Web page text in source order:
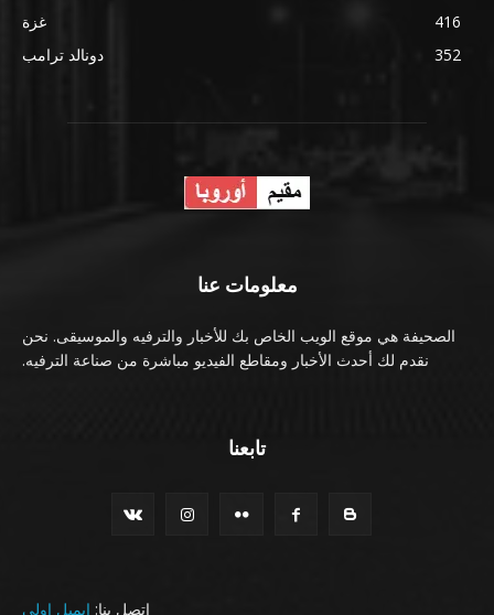
غزة
416
دونالد ترامب
352
معلومات عنا
الصحيفة هي موقع الويب الخاص بك للأخبار والترفيه والموسيقى. نحن
نقدم لك أحدث الأخبار ومقاطع الفيديو مباشرة من صناعة الترفيه.
تابعنا
اتصل بنا: ايميل اولي